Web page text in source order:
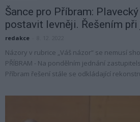
Šance pro Příbram:
postavit levněji. Řešením při
redakce
Názory v rubrice „Váš názor“ se nemusí
PŘÍBRAM - Na pondělním jednání
Příbram řešení stále se odkládající